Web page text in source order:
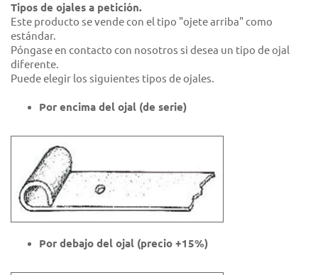
Tipos de ojales a petición.
Este producto se vende con el tipo "ojete arriba" como
estándar.
Póngase en contacto con nosotros si desea un tipo de ojal
diferente.
Puede elegir los siguientes tipos de ojales.
Por encima del ojal (de serie)
Por debajo del ojal (precio +15%)